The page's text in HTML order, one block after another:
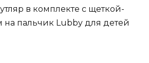
в комплекте с щеткой-
на пальчик Lubby для детей